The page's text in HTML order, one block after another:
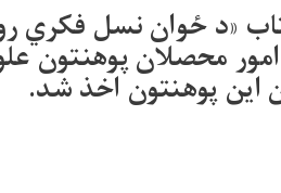
«د ځوان نسل فکري
محصلان پوهنتون
این پوهنتون اخذ شد.